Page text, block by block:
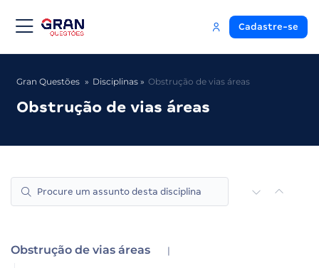
Cadastre-se
Gran Questões Disciplinas Obstrução de vias áreas
Obstrução de vias áreas
Obstrução de vias áreas |